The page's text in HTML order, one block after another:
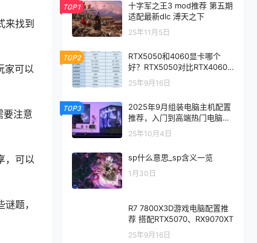
来找到
家可以
要注意
，可以
题，
TOP1
十字军之王3 mod推荐 第五期
适配最新dlc 溥天之下
25年11月5日
TOP2
RTX5050和4060显卡哪个
好？RTX5050对比RTX4060/
5060性能评测
25年9月16日
TOP3
2025年9月组装电脑主机配置
推荐，入门到高端热门电脑配
置方案
25年10月4日
sp什么意思_sp含义一览
1月30日
R7 7800X3D游戏电脑配置推
荐 搭配RTX5070、RX9070XT
25年9月16日